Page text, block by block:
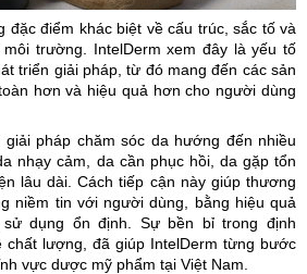
đặc điểm khác biệt về cấu trúc, sắc tố và
trường. IntelDerm xem đây là yếu tố
triển giải pháp, từ đó mang đến các sản
hơn và hiệu quả hơn cho người dùng
giải pháp chăm sóc da hướng đến nhiều
nhạy cảm, da cần phục hồi, da gặp tổn
lâu dài. Cách tiếp cận này giúp thương
niềm tin với người dùng, bằng hiệu quả
dụng ổn định. Sự bền bỉ trong định
chất lượng, đã giúp IntelDerm từng bước
vực dược mỹ phẩm tại Việt Nam.